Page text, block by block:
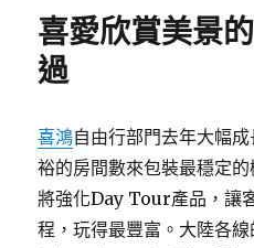
喜愛欣賞美景
過
喜鴻自由行部門去年大幅
裕的房間數來包裝最穩定
將強化Day Tour產品，讓
程，玩得最豐富。大陸各